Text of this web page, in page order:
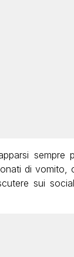
sempre
di vomito,
sui